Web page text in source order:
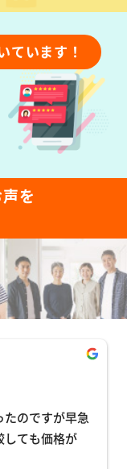
ています！
を
のですが早急
しても価格が